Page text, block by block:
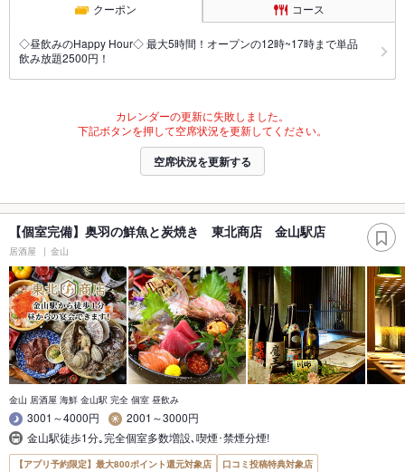
クーポン コース
◇昼飲みのHappy Hour◇ 最大5時間！オープンの12時~17時まで単品
飲み放題2500円！
カレンダーの更新に失敗しました。
下記ボタンを押して空席状況を更新してください。
空席状況を更新する
【個室完備】奥羽の鮮魚と炭焼き 東北商店 金山駅店
居酒屋 金山
金山 居酒屋 海鮮 金山駅 完全 個室 昼飲み
3001～4000円
2001～3000円
金山駅徒歩1分｡完全個室多数増設､喫煙･禁煙分煙!
【アプリ予約限定】最大800ポイント還元対象店
口コミ投稿特典対象店